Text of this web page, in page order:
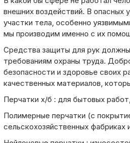
внешних воздействий. В
участки тела, особенно
мы производим именно с их
Средства защиты для рук
требованиям охраны труда.
безопасности и здоровье своих
качественных материалов,
Перчатки х/б : для бытовых
Полимерные перчатки (с
сельскохозяйственных